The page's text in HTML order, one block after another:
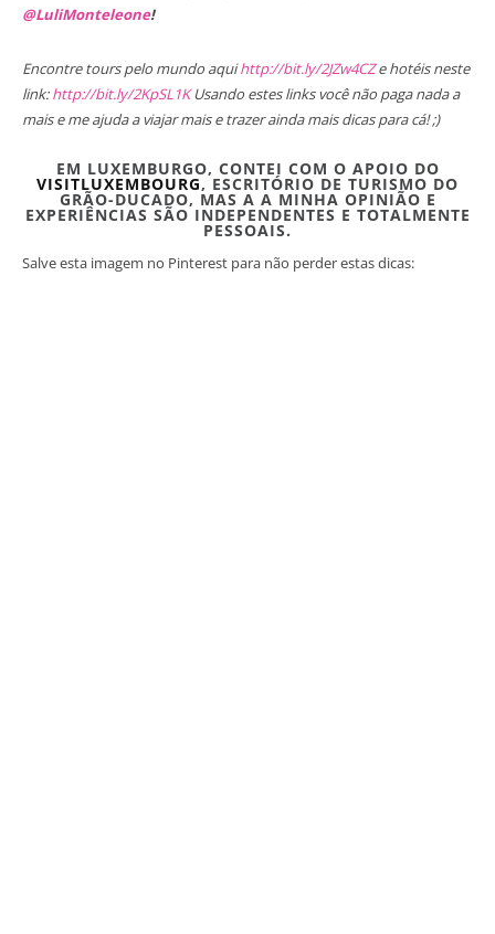
@LuliMonteleone!
Encontre tours pelo mundo aquihttp://bit.ly/2JZw4CZe hotéis neste
link:http://bit.ly/2KpSL1KUsando estes links você não paga nada a
mais e me ajuda a viajar mais e trazer ainda mais dicas para cá! ;)
EM LUXEMBURGO, CONTEI COM O APOIO DO
VISITLUXEMBOURG, ESCRITÓRIO DE TURISMO DO
GRÃO-DUCADO, MAS A A MINHA OPINIÃO E
EXPERIÊNCIAS SÃO INDEPENDENTES E TOTALMENTE
PESSOAIS.
Salve esta imagem no Pinterest para não perder estas dicas: